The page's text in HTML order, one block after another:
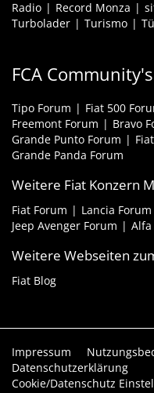
Radio
Record Monza
Turbolader
Turismo
FCA Community's
Tipo Forum Fiat 500
Freemont Forum
Bravo
Grande Punto Forum
Grande Panda Forum
Weitere Fiat Konzern
Fiat Forum Lancia Forum
Jeep Avenger Forum
Alfa
Weitere Webseiten
Fiat Blog
Impressum
Datenschutzerklärung
Cookie/Datenschutz